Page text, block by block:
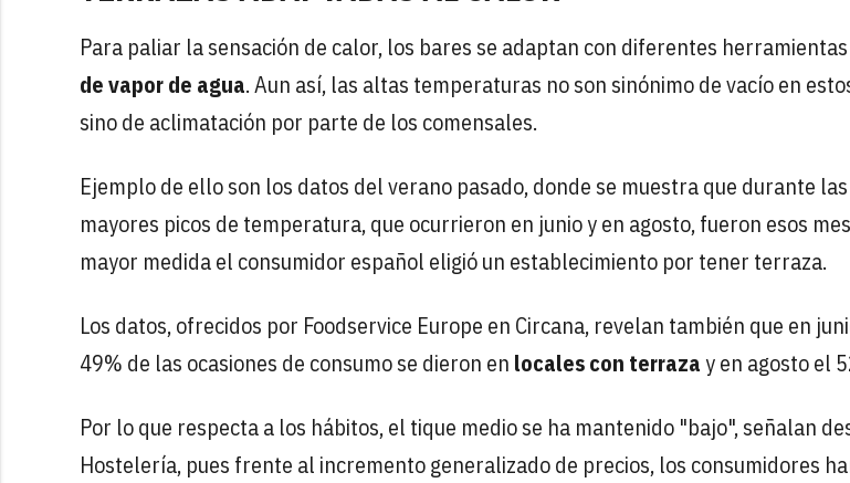
Para paliar la sensación de calor, los bares se adaptan con diferentes
de vapor de agua. Aun así, las altas temperaturas no son sinónimo de vacío en
sino de aclimatación por parte de los comensales.
Ejemplo de ello son los datos del verano pasado, donde se muestra que durante
mayores picos de temperatura, que ocurrieron en junio y en agosto, fueron esos
mayor medida el consumidor español eligió un establecimiento por tener terraza.
Los datos, ofrecidos por Foodservice Europe en Circana, revelan también que en
49% de las ocasiones de consumo se dieron en locales con terrazay en agosto el
Por lo que respecta a los hábitos, el tique medio se ha mantenido "bajo", señalan
Hostelería, pues frente al incremento generalizado de precios, los consumidores